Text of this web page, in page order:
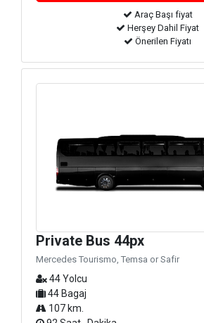
Araç Başı fiyat
Herşey Dahil Fiyat
Önerilen Fiyatı
Private Bus 44px
Mercedes Tourismo, Temsa or Safir
44 Yolcu
44 Bagaj
107 km.